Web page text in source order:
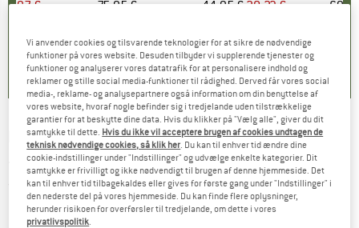
pris
65,97 € Pris
75,95 €
0,0(0)
Pris
44,95 €Nedsat pris
20,23 €
4,6(8)
LAMUNT -Women's Emy Light Full Zip Fleece
- Fleecejakke
(0)
Vi anvender cookies og tilsvarende teknologier for at sikre de nødvendige
funktioner på vores website. Desuden tilbyder vi supplerende tjenester og
funktioner og analyserer vores datatrafik for at personalisere indhold og
reklamer og stille social media-funktioner til rådighed. Derved får vores social
media-, reklame- og analysepartnere også information om din benyttelse af
vores website, hvoraf nogle befinder sig i tredjelande uden tilstrækkelige
garantier for at beskytte dine data. Hvis du klikker på "Vælg alle", giver du dit
samtykke til dette. Hvis du ikke vil acceptere brugen af cookies undtagen de
teknisk nødvendige cookies, så klik her . Du kan til enhver tid ændre dine
cookie-indstillinger under "Indstillinger" og udvælge enkelte kategorier. Dit
samtykke er frivilligt og ikke nødvendigt til brugen af denne hjemmeside. Det
kan til enhver tid tilbagekaldes eller gives for første gang under "Indstillinger" i
den nederste del på vores hjemmeside. Du kan finde flere oplysninger,
herunder risikoen for overførsler til tredjelande, om dette i vores
privatlivspolitik